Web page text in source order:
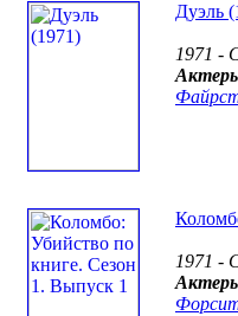
Дуэль
1971 -
1971 -